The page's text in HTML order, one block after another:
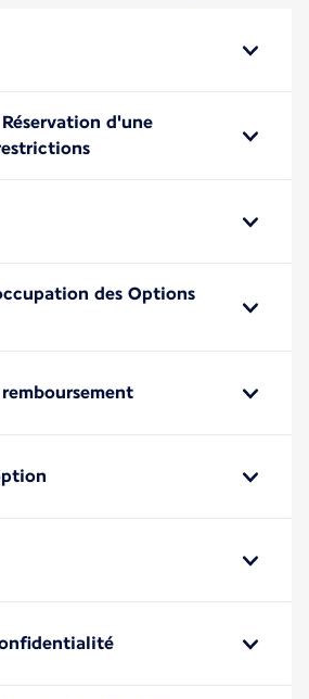
d'une
des Options